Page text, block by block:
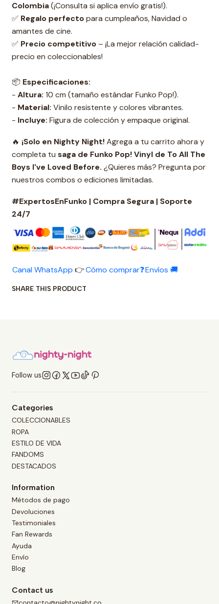
Colombia(¡Consulta si aplica envío gratis!).
✅ Regalo perfectopara cumpleaños, Navidad o
amantes de cine.
✅ Precio competitivo – ¡La mejor relación calidad-
precio en coleccionables!
📦 Especificaciones:
- Altura: 10 cm (tamaño estándar Funko Pop!).
- Material: Vinilo resistente y colores vibrantes.
- Incluye: Figura de colección y empaque original.
🔥 ¡Solo en Nighty Night!Agrega a tu carrito ahora y
completa tu saga de Funko Pop! Vinyl de To All The
Boys I've Loved Before. ¿Quieres más? Pregunta por
nuestros combos o ediciones limitadas.
#ExpertosEnFunko | Compra Segura | Soporte
24/7
Canal WhatsApp 👉Cómo comprar❓Envíos 🚚
SHARE THIS PRODUCT
Follow us
Categories
COLECCIONABLES
ROPA
ESTILO DE VIDA
FANDOMS
DESTACADOS
Information
Métodos de pago
Devoluciones
Testimoniales
Fan Rewards
Ayuda
Envío
Blog
Contact us